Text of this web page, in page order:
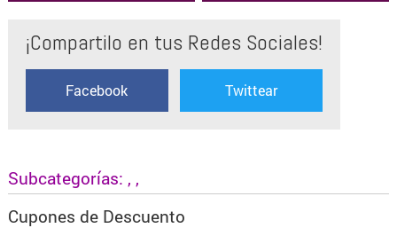
¡Compartilo en tus Redes Sociales!
Facebook Twittear
Subcategorías:
Cupones de Descuento
, ,